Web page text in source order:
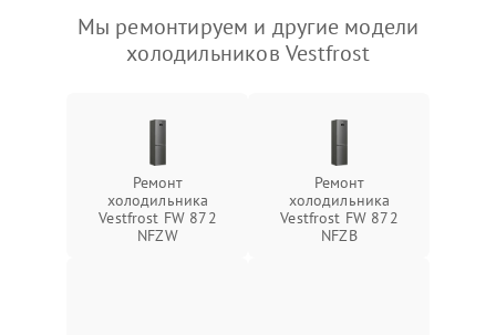
Мы ремонтируем и другие модели
холодильников Vestfrost
Ремонт
холодильника
Vestfrost FW 872
NFZW
Ремонт
холодильника
Vestfrost FW 872
NFZВ